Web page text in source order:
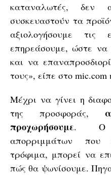
καταναλωτές, δεν
συσκευαστούν τα
αξιολογήσουμε τις
επηρεάσουμε, ώστε
και να
τους», είπε στο mic.com
Μέχρι να γίνει η
της προσφοράς,
προχωρήσουμε. Ο
απορριμμάτων
τρόφιμα, μπορεί να
πώς θα ψωνίσουμε.